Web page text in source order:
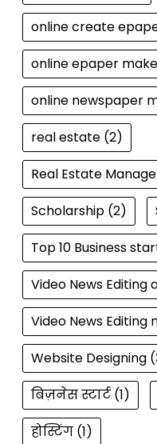
online create
online epaper
online newspaper
real estate(2)
Real Estate
Scholarship(2)
Top 10 Business
Video News Editing
Video News Editing
Website Designing
बिज़नेस स्टार्ट(1)
होस्टिंग(1)